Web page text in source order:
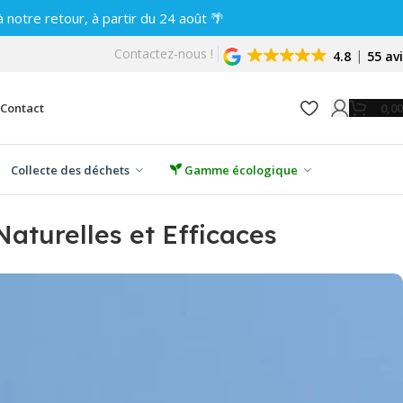
notre retour, à partir du 24 août 🌴
Contactez-nous ! 4.8 55
Contact
Collecte des déchets Gamme écologique
et Efficaces